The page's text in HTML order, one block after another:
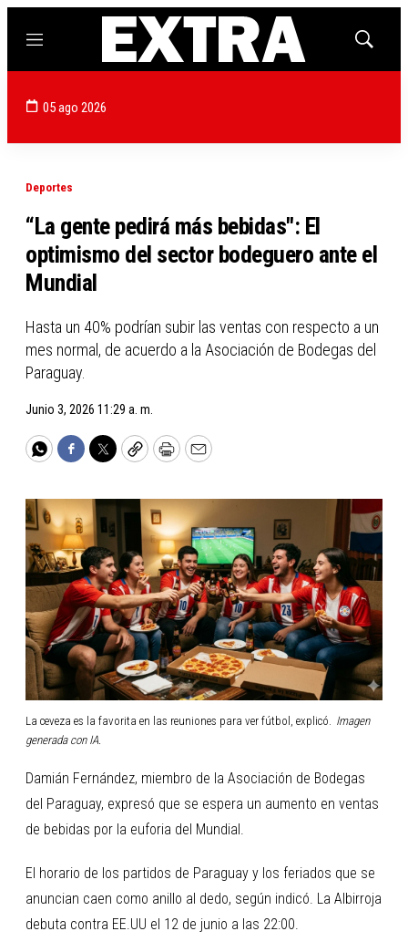
Menú
Mostrar
05 ago 2026
Deportes
“La gente pedirá más bebidas": El
optimismo del sector bodeguero ante el
Mundial
Hasta un 40% podrían subir las ventas con respecto a un
mes normal, de acuerdo a la Asociación de Bodegas del
Paraguay.
Junio 3, 2026 11:29 a. m.
WhatsApp
Facebook
TwitterCopyPrintEmail
La ceveza es la favorita en las reuniones para ver fútbol, explicó.
Imagen
generada con IA.
Damián Fernández, miembro de la Asociación de Bodegas
del Paraguay, expresó que se espera un aumento en ventas
de bebidas por la euforia del Mundial.
El horario de los partidos de Paraguay y los feriados que se
anuncian caen como anillo al dedo, según indicó. La Albirroja
debuta contra EE.UU el 12 de junio a las 22:00.